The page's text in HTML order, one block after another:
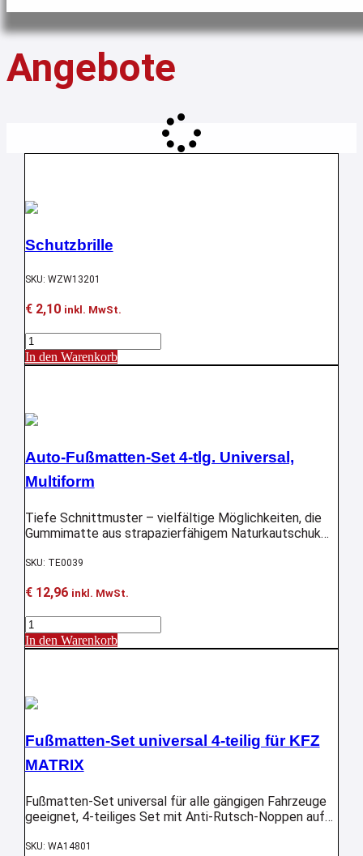
Angebote
Schutzbrille
SKU: WZW13201
€2,10 inkl. MwSt.
Schutzbrille
Menge
In den Warenkorb
Auto-Fußmatten-Set 4-tlg. Universal,
Multiform
Tiefe Schnittmuster – vielfältige Möglichkeiten, die
Gummimatte aus strapazierfähigem Naturkautschuk
Recyclingmaterial; Optimaler Schutz vor
schmutzige Schuhe, Getränke, Regenwasser oder
SKU: TE0039
€12,96 inkl. MwSt.
Auto-
Fußmatten-
Set
Universal,
Multiform
In den Warenkorb
Fußmatten-Set universal 4-teilig für KFZ
MATRIX
Fußmatten-Set universal für alle gängigen Fahrzeuge
geeignet, 4-teiliges Set mit Anti-Rutsch-Noppen auf
Absatzschoner ausgestattet – einfache Reinigung.
SKU: WA14801